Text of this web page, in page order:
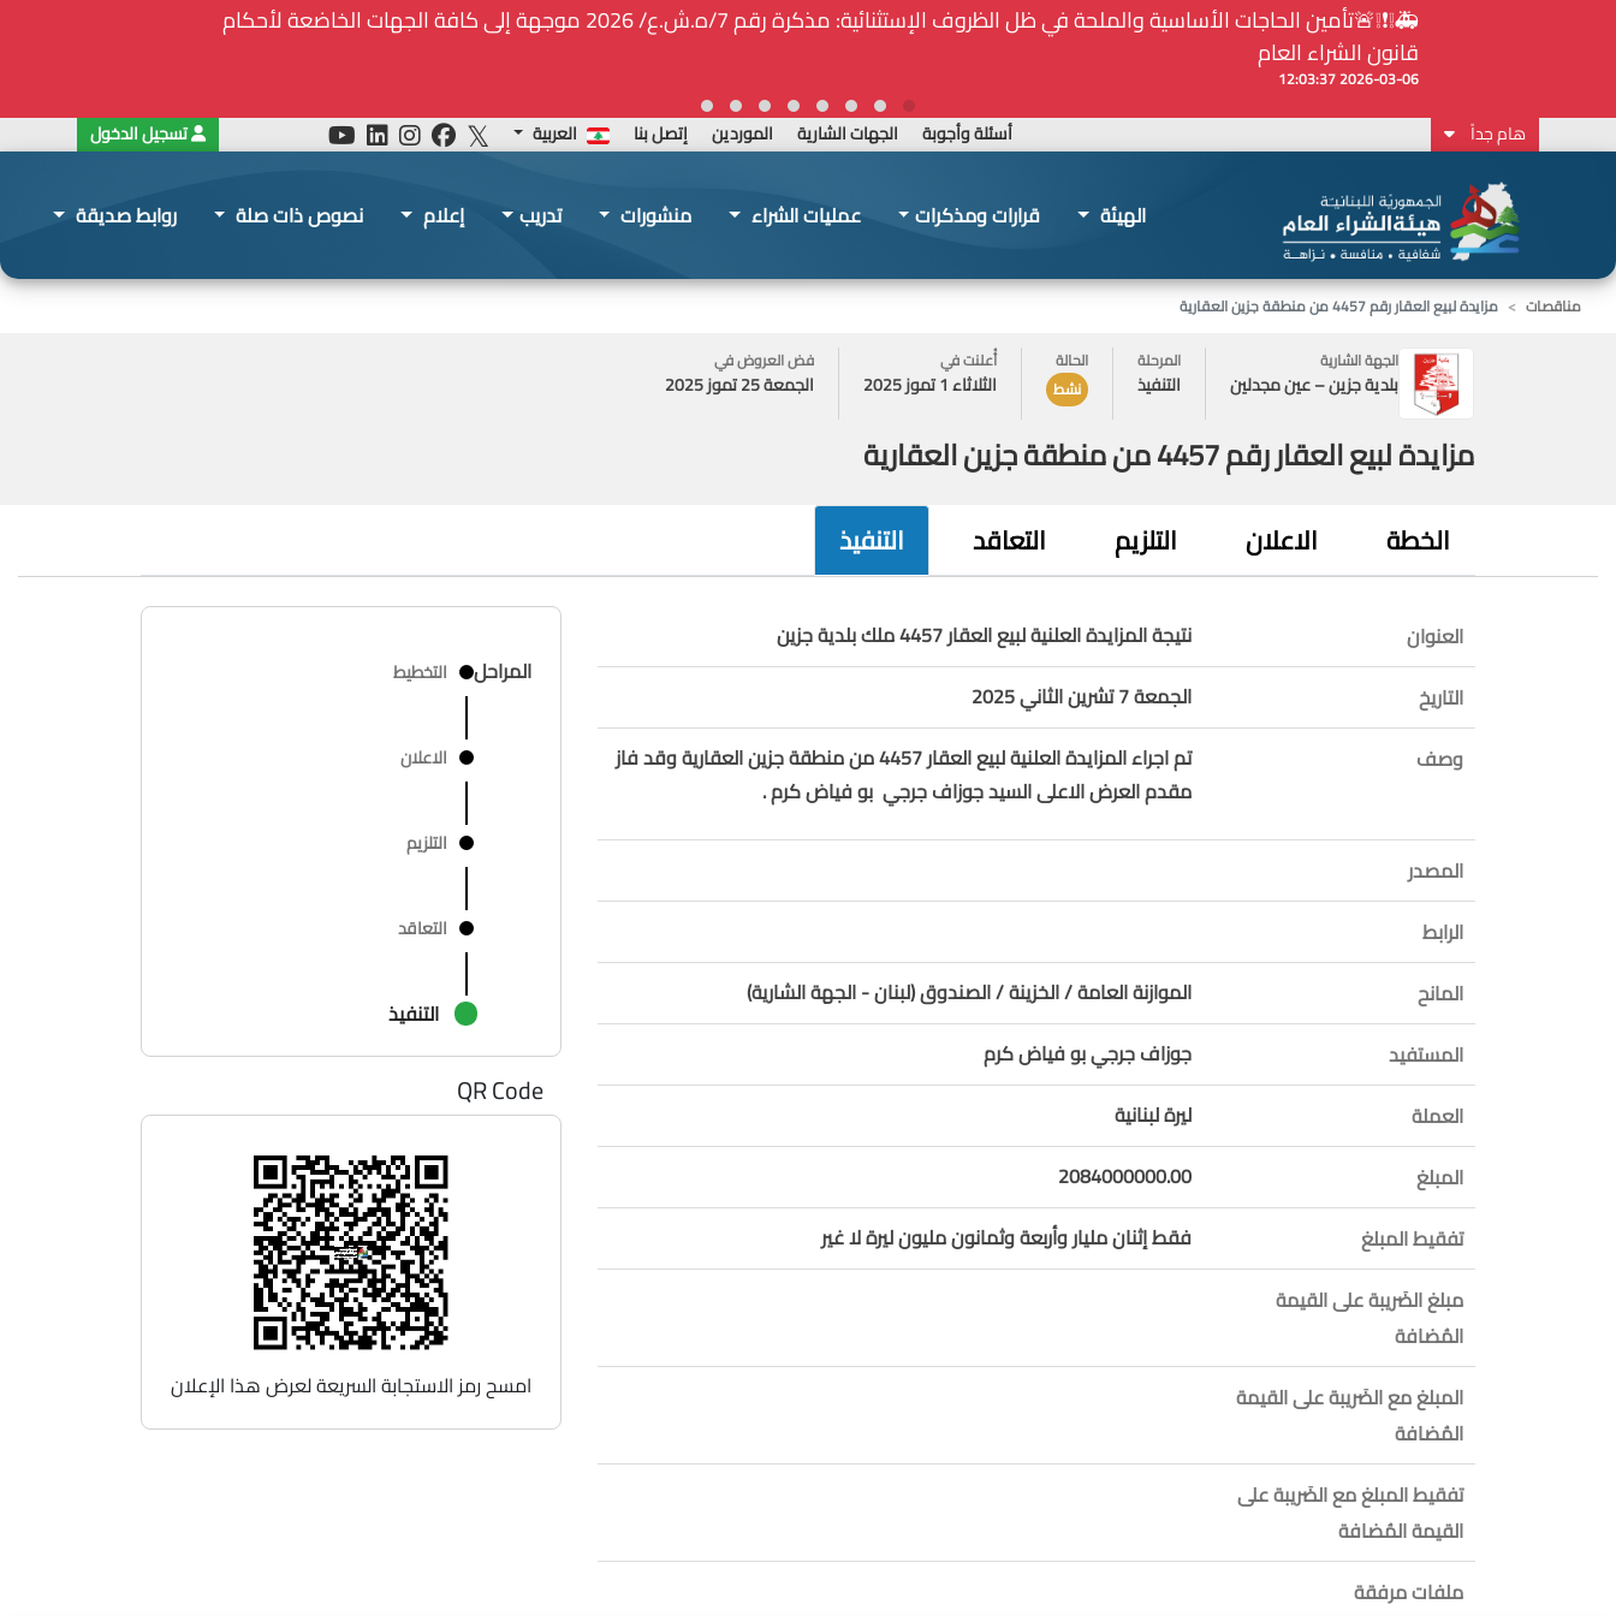
🚑❕❗❕🚨تأمين الحاجات الأساسية والملحة في ظل الظروف الإستثنائية: مذكرة رقم 7/ه.ش.ع/ 2026 موجهة إلى كافة الجهات الخاضعة لأحكام
قانون الشراء العام
2026-03-06 12:03:37
هام جداً أسئلة وأجوبة الجهات الشارية الموردين إتصل بنا العربية تسجيل الدخول
الهيئة قرارات ومذكرات عمليات الشراء منشورات تدريب إعلام نصوص ذات صلة روابط صديقة
مناقصات
مزايدة لبيع العقار رقم 4457 من منطقة جزين العقارية
الجهة الشارية
بلدية جزين – عين مجدلين
المرحلة
التنفيذ
الحالة
نشط
أُعلنت في
الثلاثاء 1 تموز 2025
فض العروض في
الجمعة 25 تموز 2025
مزايدة لبيع العقار رقم 4457 من منطقة جزين العقارية
الخطة الاعلان التلزيم التعاقد التنفيذ
العنوان
نتيجة المزايدة العلنية لبيع العقار 4457 ملك بلدية جزين
التاريخ
الجمعة 7 تشرين الثاني 2025
وصف
تم اجراء المزايدة العلنية لبيع العقار 4457 من منطقة جزين العقارية وقد فاز
مقدم العرض الاعلى السيد جوزاف جرجي بو فياض كرم .
المصدر
الرابط
المانح
الموازنة العامة / الخزينة / الصندوق (لبنان - الجهة الشارية)
المستفيد
جوزاف جرجي بو فياض كرم
العملة
ليرة لبنانية
المبلغ
2084000000.00
تفقيط المبلغ
فقط إثنان مليار وأربعة وثمانون مليون ليرة لا غير
مبلغ الضَريبة على القيمة
المُضافة
المبلغ مع الضَريبة على القيمة
المُضافة
تفقيط المبلغ مع الضَريبة على
القيمة المُضافة
ملفات مرفقة
المراحل التخطيط
الاعلان
التلزيم
التعاقد
التنفيذ
QR Code
امسح رمز الاستجابة السريعة لعرض هذا الإعلان